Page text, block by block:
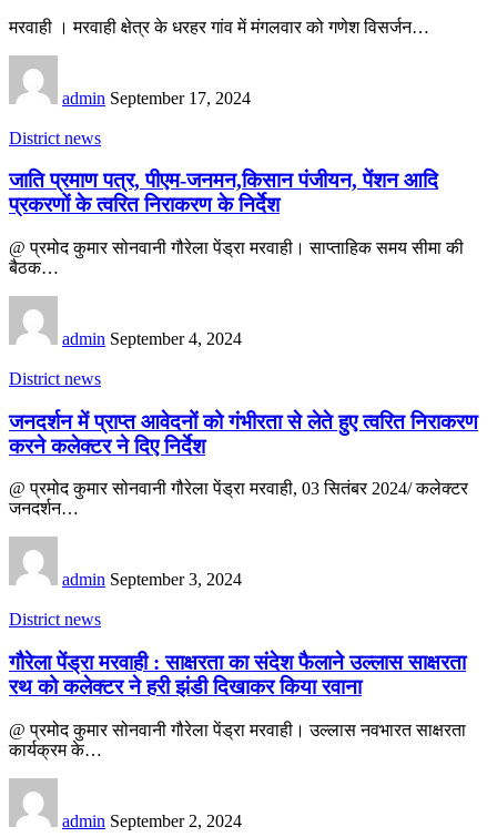
मरवाही । मरवाही क्षेत्र के धरहर गांव में मंगलवार को गणेश विसर्जन…
admin September 17, 2024
District news
जाति प्रमाण पत्र, पीएम-जनमन,किसान पंजीयन, पेंशन आदि
प्रकरणों के त्वरित निराकरण के निर्देश
@ प्रमोद कुमार सोनवानी गौरेला पेंड्रा मरवाही। साप्ताहिक समय सीमा की
बैठक…
admin September 4, 2024
District news
जनदर्शन में प्राप्त आवेदनों को गंभीरता से लेते हुए त्वरित निराकरण
करने कलेक्टर ने दिए निर्देश
@ प्रमोद कुमार सोनवानी गौरेला पेंड्रा मरवाही, 03 सितंबर 2024/ कलेक्टर
जनदर्शन…
admin September 3, 2024
District news
गौरेला पेंड्रा मरवाही : साक्षरता का संदेश फैलाने उल्लास साक्षरता
रथ को कलेक्टर ने हरी झंडी दिखाकर किया रवाना
@ प्रमोद कुमार सोनवानी गौरेला पेंड्रा मरवाही। उल्लास नवभारत साक्षरता
कार्यक्रम के…
admin September 2, 2024